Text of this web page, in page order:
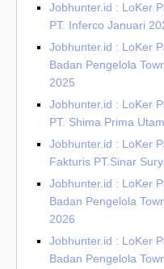
Jobhunter.id : LoKer
PT. Inferco Januari
Jobhunter.id : LoKer
Badan Pengelola
2025
Jobhunter.id : LoKer
PT. Shima Prima
Jobhunter.id : LoKer
Fakturis PT.Sinar
Jobhunter.id : LoKer
Badan Pengelola
2026
Jobhunter.id : LoKer
Badan Pengelola